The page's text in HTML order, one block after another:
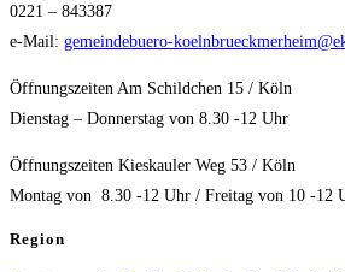
0221 – 843387
e-Mail: gemeindebuero-
Öffnungszeiten Am Schildchen 15 / Köln
Dienstag – Donnerstag von 8.30 -12 Uhr
Öffnungszeiten Kieskauler Weg 53 / Köln
Montag von 8.30 -12 Uhr / Freitag von 10 -12
Region